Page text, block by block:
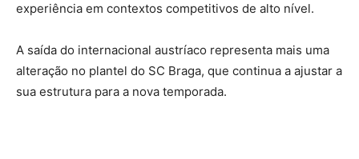
experiência em contextos competitivos de alto nível.
A saída do internacional austríaco representa mais uma
alteração no plantel do SC Braga, que continua a ajustar a
sua estrutura para a nova temporada.